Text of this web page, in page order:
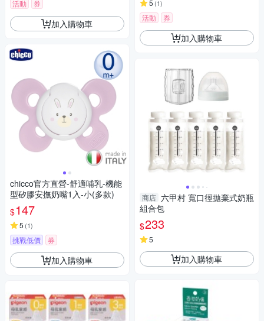
活動 券
加入購物車
chicco官方直營-舒適哺乳-機能
型矽膠安撫奶嘴1入-小(多款)
$147
5 (1)
挑戰低價 券
加入購物車
5 (1)
活動 券
加入購物車
商店 六甲村 寬口徑拋棄式奶瓶
組合包
$233
5
加入購物車